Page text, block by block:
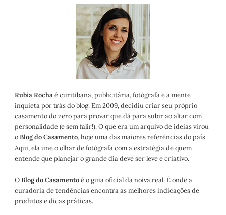
Rubia Rochaé curitibana, publicitária, fotógrafa e a mente
inquieta por trás do blog. Em 2009, decidiu criar seu próprio
casamento do zero para provar que dá para subir ao altar com
personalidade (e sem falir!). O que era um arquivo de ideias virou
oBlog do Casamento, hoje uma das maiores referências do país.
Aqui, ela une o olhar de fotógrafa com a estratégia de quem
entende que planejar o grande dia deve ser leve e criativo.
OBlog do Casamentoé o guia oficial da noiva real. É onde a
curadoria de tendências encontra as melhores indicações de
produtos e dicas práticas.